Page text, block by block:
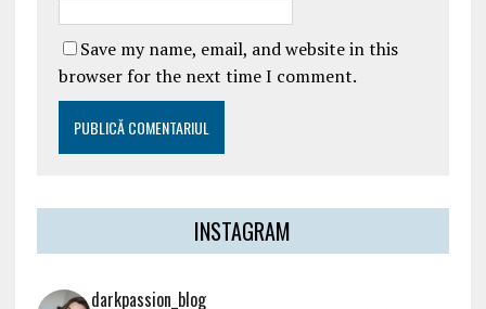
Save my name, email, and website in this
browser for the next time I comment.
INSTAGRAM
darkpassion_blog